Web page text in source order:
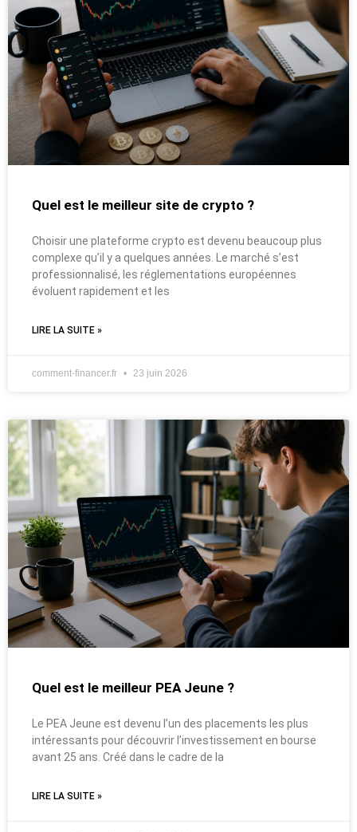
Quel est le meilleur site de crypto ?
Choisir une plateforme crypto est devenu beaucoup plus
complexe qu’il y a quelques années. Le marché s’est
professionnalisé, les réglementations européennes
évoluent rapidement et les
LIRE LA SUITE »
comment-financer.fr 23 juin 2026
Quel est le meilleur PEA Jeune ?
Le PEA Jeune est devenu l’un des placements les plus
intéressants pour découvrir l’investissement en bourse
avant 25 ans. Créé dans le cadre de la
LIRE LA SUITE »